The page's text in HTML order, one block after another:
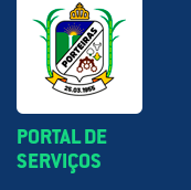
PORTAL DE
SERVIÇOS